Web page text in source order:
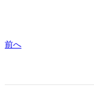
前へ